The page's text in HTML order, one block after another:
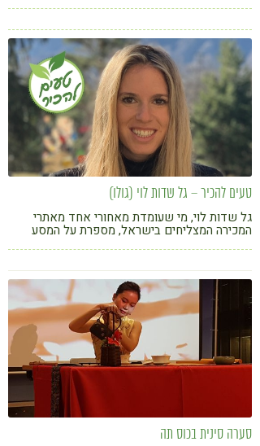
טעים להכיר – גל שדות לוי (גולו)
גל שדות לוי, מי שעומדת מאחורי אחד מאתרי
המכירה המצליחים בישראל, מספרת על המסע
החיים)
סערה סינית בכוס תה